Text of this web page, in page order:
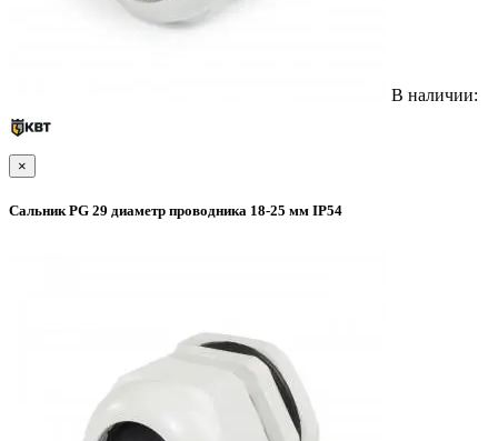
В наличии:
×
Сальник PG 29 диаметр проводника 18-25 мм IP54